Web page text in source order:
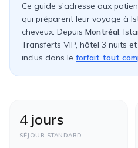
Ce guide s'adresse aux
qui préparent leur voyage à
cheveux. Depuis Montréal,
Transferts VIP, hôtel 3 nuits
inclus dans le forfait tout
4 jours
SÉJOUR STANDARD